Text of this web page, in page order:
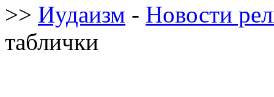
>> Иудаизм - Новости
таблички